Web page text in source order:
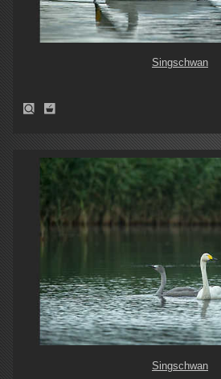
Singschwan
Singschwan